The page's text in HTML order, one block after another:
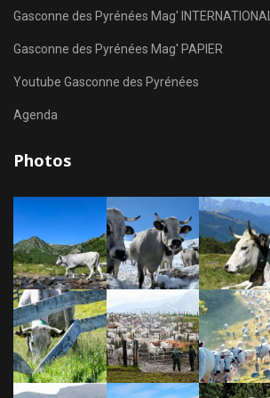
Gasconne des Pyrénées Mag' INTERNATIONAL
Gasconne des Pyrénées Mag' PAPIER
Youtube Gasconne des Pyrénées
Agenda
Photos